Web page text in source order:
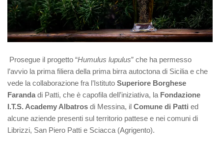
Prosegue il progetto “Humulus lupulus” che ha permesso
l’avvio la prima filiera della prima birra autoctona di Sicilia e che
vede la collaborazione fra l’Istituto Superiore Borghese
Faranda di Patti, che è capofila dell’iniziativa, la Fondazione
I.T.S. Academy Albatros di Messina, il Comune di Patti ed
alcune aziende presenti sul territorio pattese e nei comuni di
Librizzi, San Piero Patti e Sciacca (Agrigento).